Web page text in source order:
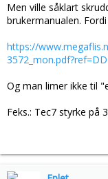
Men ville såklart
brukermanualen.
https://
Og man limer ikke til
Feks.: Tec7 styrke på